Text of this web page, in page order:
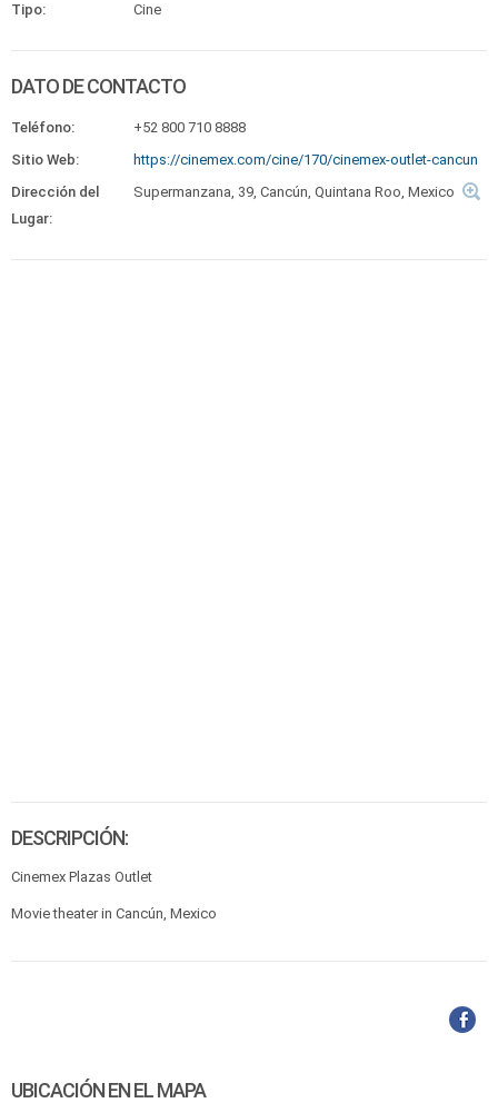
Tipo: Cine
DATO DE CONTACTO
Teléfono:
+52 800 710 8888
Sitio Web:
https://cinemex.com/cine/170/cinemex-outlet-cancun
Dirección del
Lugar:
Supermanzana, 39, Cancún, Quintana Roo, Mexico
DESCRIPCIÓN:
Cinemex Plazas Outlet
Movie theater in Cancún, Mexico
UBICACIÓN EN EL MAPA